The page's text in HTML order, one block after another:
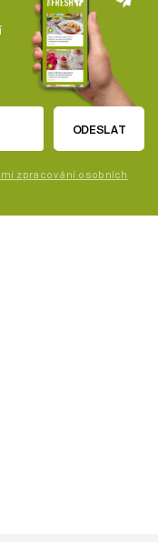
ODESLAT
zpracování osobních